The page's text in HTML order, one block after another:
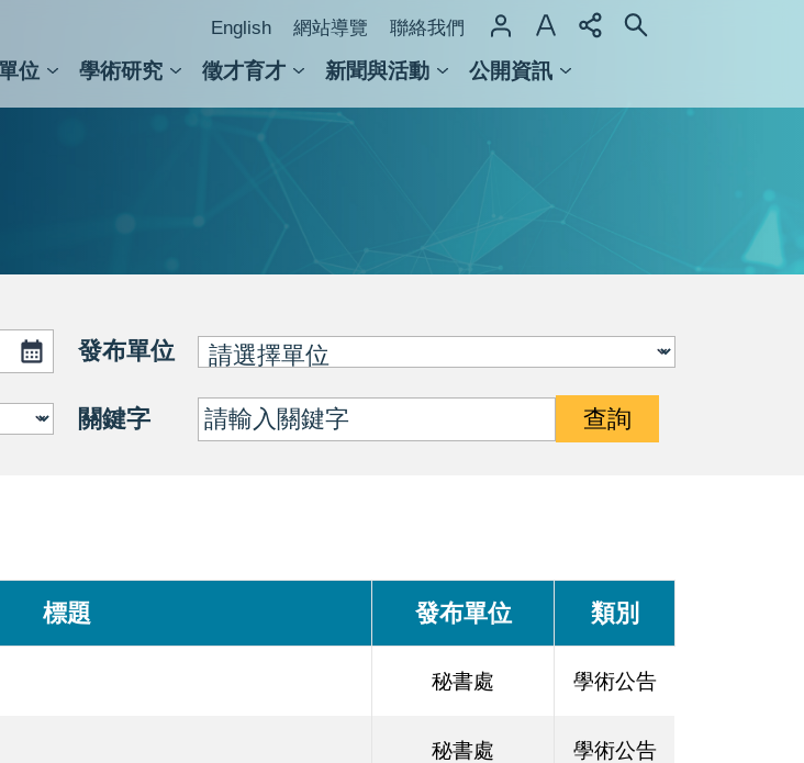
English 網站導覽 聯絡我們
位 學術研究 徵才育才 新聞與活動 公開資訊
發布單位
關鍵字 查詢
標題 發布單位 類別
秘書處 學術公告
秘書處 學術公告